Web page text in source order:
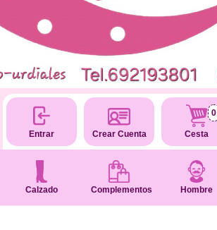
Entrar Crear Cuenta
0
Cesta
Calzado Complementos Hombre